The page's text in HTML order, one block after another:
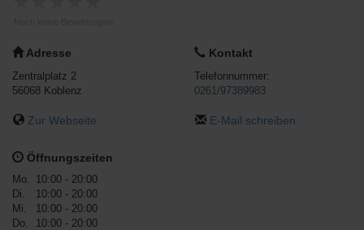
Adresse
Zentralplatz 2
56068 Koblenz
Zur Webseite
Kontakt
Telefonnummer:
0261/97389983
E-Mail schreiben
Öffnungszeiten
Mo.
10:00 - 20:00
Di.
10:00 - 20:00
Mi.
10:00 - 20:00
Do.
10:00 - 20:00